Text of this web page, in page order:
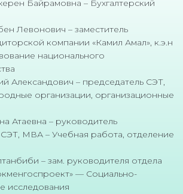
Байрамовна – Бухгалтерский
Левонович – заместитель
компании «Камил Амал», к.э.н
национального
Александович – председатель СЭТ,
организации, организационные
Атаевна – руководитель
МВА – Учебная работа, отделение
– зам. руководителя отдела
— Социально-
исследования